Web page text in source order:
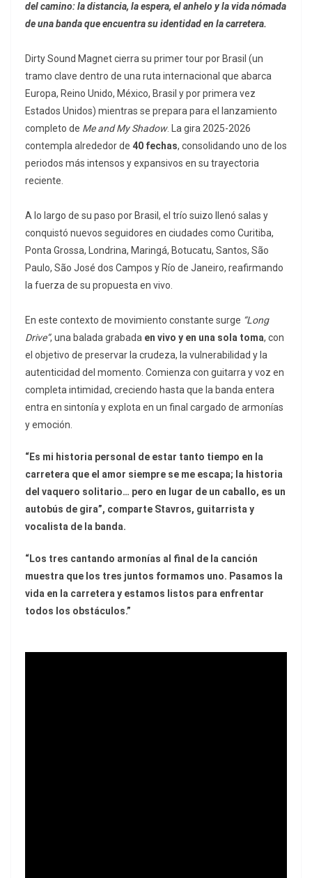
del camino: la distancia, la espera, el anhelo y la vida nómada
de una banda que encuentra su identidad en la carretera.
Dirty Sound Magnet cierra su primer tour por Brasil (un
tramo clave dentro de una ruta internacional que abarca
Europa, Reino Unido, México, Brasil y por primera vez
Estados Unidos) mientras se prepara para el lanzamiento
completo de Me and My Shadow. La gira 2025-2026
contempla alrededor de 40 fechas, consolidando uno de los
periodos más intensos y expansivos en su trayectoria
reciente.
A lo largo de su paso por Brasil, el trío suizo llenó salas y
conquistó nuevos seguidores en ciudades como Curitiba,
Ponta Grossa, Londrina, Maringá, Botucatu, Santos, São
Paulo, São José dos Campos y Río de Janeiro, reafirmando
la fuerza de su propuesta en vivo.
En este contexto de movimiento constante surge “Long
Drive”, una balada grabada en vivo y en una sola toma, con
el objetivo de preservar la crudeza, la vulnerabilidad y la
autenticidad del momento. Comienza con guitarra y voz en
completa intimidad, creciendo hasta que la banda entera
entra en sintonía y explota en un final cargado de armonías
y emoción.
“Es mi historia personal de estar tanto tiempo en la
carretera que el amor siempre se me escapa; la historia
del vaquero solitario… pero en lugar de un caballo, es un
autobús de gira”, comparte Stavros, guitarrista y
vocalista de la banda.
“Los tres cantando armonías al final de la canción
muestra que los tres juntos formamos uno. Pasamos la
vida en la carretera y estamos listos para enfrentar
todos los obstáculos.”